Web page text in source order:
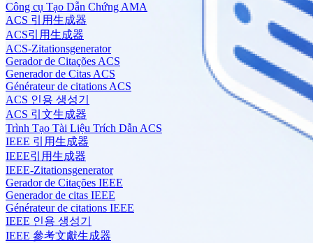
Công cụ Tạo Dẫn Chứng AMA
ACS 引用生成器
ACS引用生成器
ACS-Zitationsgenerator
Gerador de Citações ACS
Generador de Citas ACS
Générateur de citations ACS
ACS 인용 생성기
ACS 引文生成器
Trình Tạo Tài Liệu Trích Dẫn ACS
IEEE 引用生成器
IEEE引用生成器
IEEE-Zitationsgenerator
Gerador de Citações IEEE
Generador de citas IEEE
Générateur de citations IEEE
IEEE 인용 생성기
IEEE 參考文獻生成器